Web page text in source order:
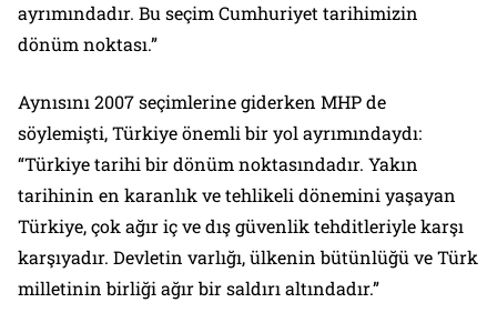
ayrımındadır. Bu seçim Cumhuriyet tarihimizin
dönüm noktası.”
Aynısını 2007 seçimlerine giderken MHP de
söylemişti, Türkiye önemli bir yol ayrımındaydı:
“Türkiye tarihi bir dönüm noktasındadır. Yakın
tarihinin en karanlık ve tehlikeli dönemini yaşayan
Türkiye, çok ağır iç ve dış güvenlik tehditleriyle karşı
karşıyadır. Devletin varlığı, ülkenin bütünlüğü ve Türk
milletinin birliği ağır bir saldırı altındadır.”